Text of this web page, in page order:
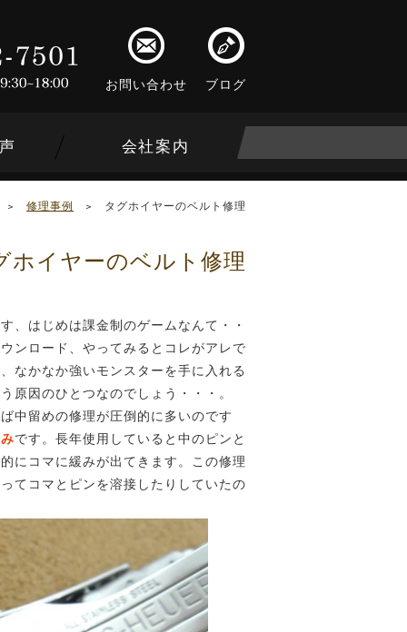
ブログ
お問い合わせ
会社案内
> 修理事例 > タグホイヤーのベルト修理
ホイヤーのベルト修理
、はじめは課金制のゲームなんて・・
ンロード、やってみるとコレがアレで
なかなか強いモンスターを手に入れる
原因のひとつなのでしょう・・・。
中留めの修理が圧倒的に多いのです
です。長年使用していると中のピンと
にコマに緩みが出てきます。この修理
てコマとピンを溶接したりしていたの